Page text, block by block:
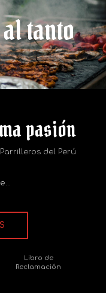
tanto
pasión
del Perú
Libro de
Reclamación